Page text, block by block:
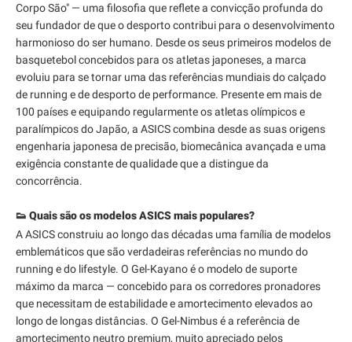
Corpo São" — uma filosofia que reflete a convicção profunda do
seu fundador de que o desporto contribui para o desenvolvimento
harmonioso do ser humano. Desde os seus primeiros modelos de
basquetebol concebidos para os atletas japoneses, a marca
evoluiu para se tornar uma das referências mundiais do calçado
de running e de desporto de performance. Presente em mais de
100 países e equipando regularmente os atletas olímpicos e
paralímpicos do Japão, a ASICS combina desde as suas origens
engenharia japonesa de precisão, biomecânica avançada e uma
exigência constante de qualidade que a distingue da
concorrência.
👟 Quais são os modelos ASICS mais populares?
A ASICS construiu ao longo das décadas uma família de modelos
emblemáticos que são verdadeiras referências no mundo do
running e do lifestyle. O Gel-Kayano é o modelo de suporte
máximo da marca — concebido para os corredores pronadores
que necessitam de estabilidade e amortecimento elevados ao
longo de longas distâncias. O Gel-Nimbus é a referência de
amortecimento neutro premium, muito apreciado pelos